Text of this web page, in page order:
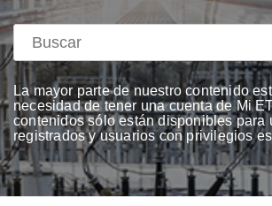
La mayor parte de nuestro contenido
necesidad de tener una cuenta de Mi
contenidos sólo están disponibles para
registrados y usuarios con privilegios